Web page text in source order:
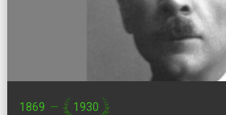
1869 — 1930